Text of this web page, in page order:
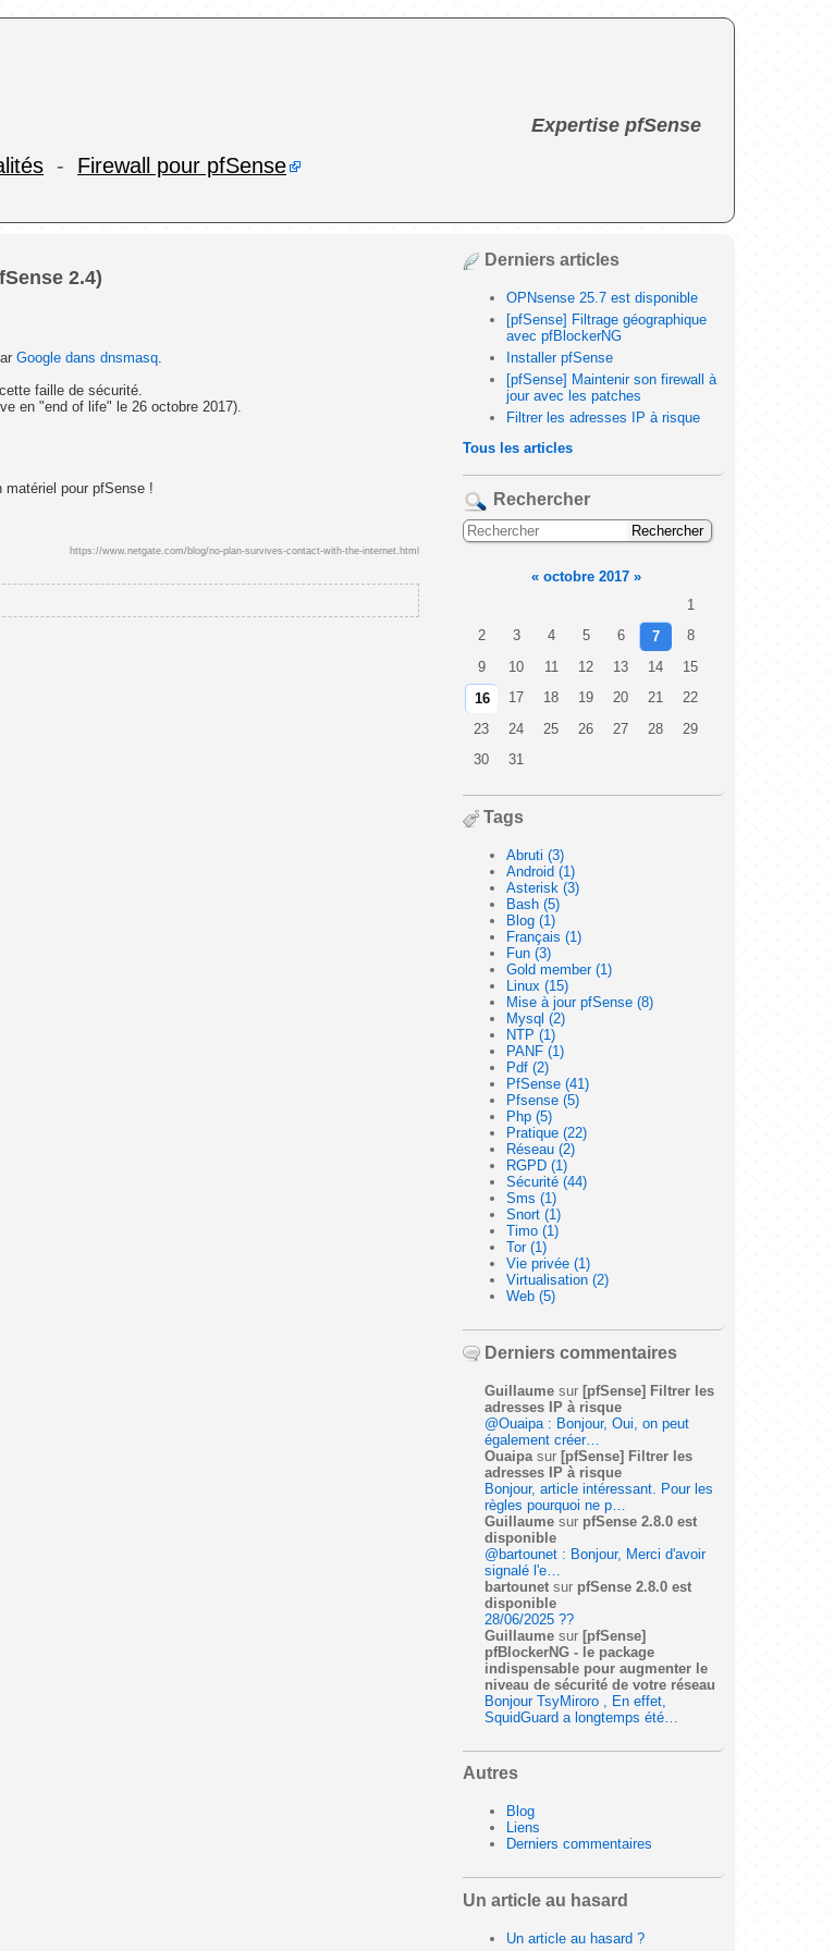
Expertise pfSense
- Firewall pour pfSense
Derniers articles
OPNsense 25.7 est disponible
[pfSense] Filtrage géographique
avec pfBlockerNG
Installer pfSense
[pfSense] Maintenir son firewall à
jour avec les patches
Filtrer les adresses IP à risque
Tous les articles
Rechercher
« octobre 2017 »
1
2
3 4 5 6 7
8
9
10 11 12 13 14
15
16
17 18 19 20 21
22
23
24 25 26 27 28
29
30
31
Tags
Abruti (3)
Android (1)
Asterisk (3)
Bash (5)
Blog (1)
Français (1)
Fun (3)
Gold member (1)
Linux (15)
Mise à jour pfSense (8)
Mysql (2)
NTP (1)
PANF (1)
Pdf (2)
PfSense (41)
Pfsense (5)
Php (5)
Pratique (22)
Réseau (2)
RGPD (1)
Sécurité (44)
Sms (1)
Snort (1)
Timo (1)
Tor (1)
Vie privée (1)
Virtualisation (2)
Web (5)
Derniers commentaires
Guillaume sur [pfSense] Filtrer les
adresses IP à risque
@Ouaipa : Bonjour, Oui, on peut
également créer…
Ouaipa sur [pfSense] Filtrer les
adresses IP à risque
Bonjour, article intéressant. Pour les
règles pourquoi ne p…
Guillaume sur pfSense 2.8.0 est
disponible
@bartounet : Bonjour, Merci d'avoir
signalé l'e…
bartounet sur pfSense 2.8.0 est
disponible
28/06/2025 ??
Guillaume sur [pfSense]
pfBlockerNG - le package
indispensable pour augmenter le
niveau de sécurité de votre réseau
Bonjour TsyMiroro , En effet,
SquidGuard a longtemps été…
Autres
Blog
Liens
Derniers commentaires
Un article au hasard
Un article au hasard ?
2.4)
Google dans dnsmasq.
faille de sécurité.
en "end of life" le 26 octobre 2017).
matériel pour pfSense !
https://www.netgate.com/blog/no-plan-survives-contact-with-the-internet.html